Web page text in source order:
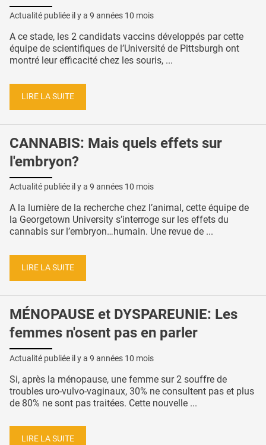
Actualité publiée il y a 9 années 10 mois
A ce stade, les 2 candidats vaccins développés par cette
équipe de scientifiques de l’Université de Pittsburgh ont
montré leur efficacité chez les souris, ...
LIRE LA SUITE
CANNABIS: Mais quels effets sur
l'embryon?
Actualité publiée il y a 9 années 10 mois
A la lumière de la recherche chez l’animal, cette équipe de
la Georgetown University s’interroge sur les effets du
cannabis sur l’embryon…humain. Une revue de ...
LIRE LA SUITE
MÉNOPAUSE et DYSPAREUNIE: Les
femmes n'osent pas en parler
Actualité publiée il y a 9 années 10 mois
Si, après la ménopause, une femme sur 2 souffre de
troubles uro-vulvo-vaginaux, 30% ne consultent pas et plus
de 80% ne sont pas traitées. Cette nouvelle ...
LIRE LA SUITE